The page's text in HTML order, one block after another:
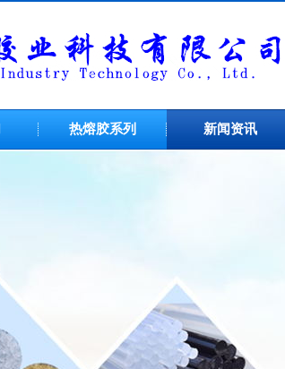
热熔胶系列 新闻资讯